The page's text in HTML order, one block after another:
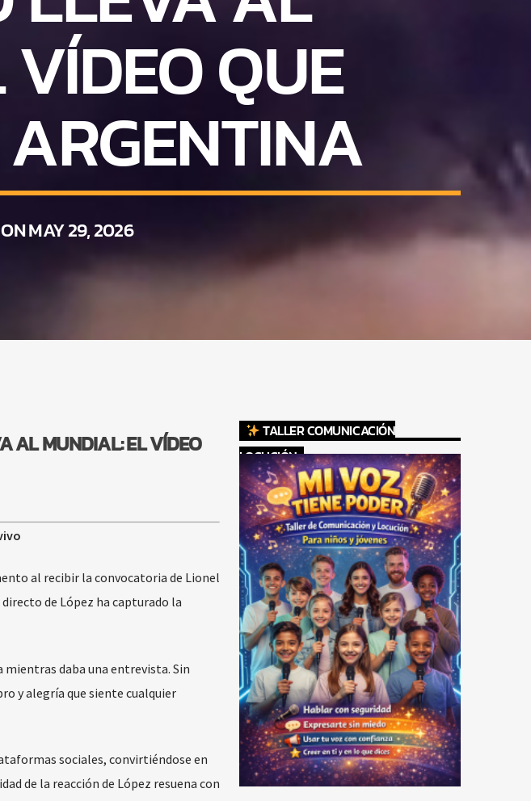
QUE
MAY 29, 2026
AL MUNDIAL: EL VÍDEO
al recibir la convocatoria de Lionel
de López ha capturado la
daba una entrevista. Sin
y alegría que siente cualquier
sociales, convirtiéndose en
de la reacción de López resuena con
TALLER COMUNICACIÓN
LOCUCIÓN